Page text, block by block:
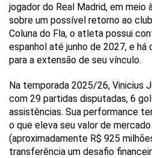
jogador do Real Madrid, em
sobre um possível retorno ao
Coluna do Fla, o atleta possui
espanhol até junho de 2027, e
para a extensão de seu vínculo.
Na temporada 2025/26, Vinicius
com 29 partidas disputadas, 6
assistências. Sua performance
o que eleva seu valor de
(aproximadamente R$ 925
transferência um desafio